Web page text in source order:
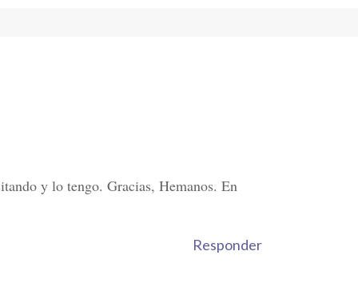
y lo tengo. Gracias, Hemanos. En
Responder